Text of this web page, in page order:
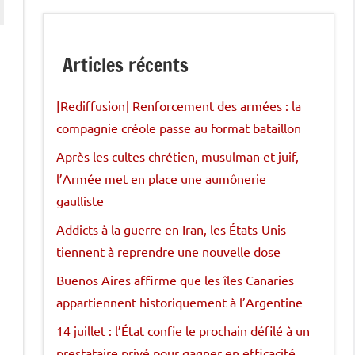
Articles récents
[Rediffusion] Renforcement des armées : la
compagnie créole passe au format bataillon
Après les cultes chrétien, musulman et juif,
l’Armée met en place une aumônerie
gaulliste
Addicts à la guerre en Iran, les États-Unis
tiennent à reprendre une nouvelle dose
Buenos Aires affirme que les îles Canaries
appartiennent historiquement à l’Argentine
14 juillet : l’État confie le prochain défilé à un